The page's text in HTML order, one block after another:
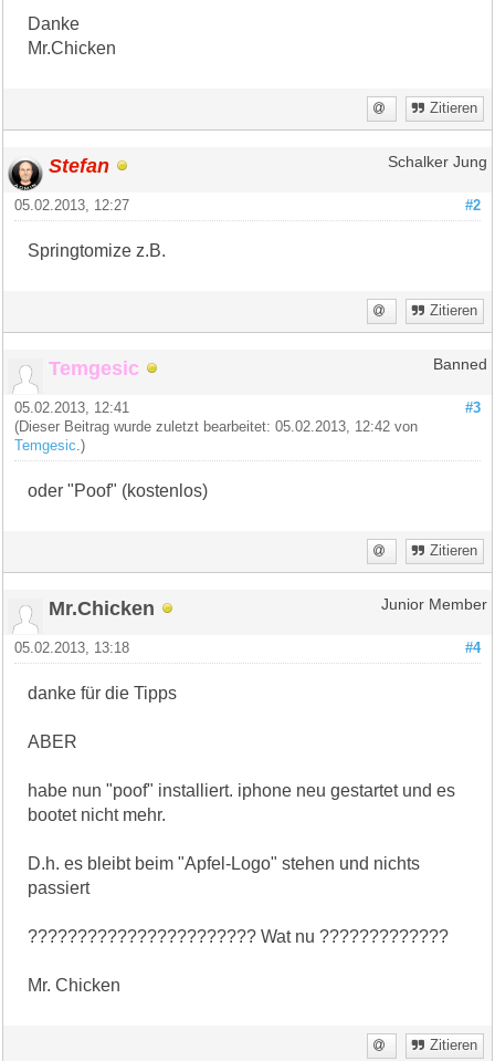
Danke
Mr.Chicken
Zitieren
Stefan Schalker Jung
#2
05.02.2013, 12:27
Springtomize z.B.
Zitieren
Temgesic Banned
#3
05.02.2013, 12:41
(Dieser Beitrag wurde zuletzt bearbeitet: 05.02.2013, 12:42 von
Temgesic .)
oder "Poof" (kostenlos)
Zitieren
Mr.Chicken Junior Member
#4
05.02.2013, 13:18
danke für die Tipps
ABER
habe nun "poof" installiert. iphone neu gestartet und es
bootet nicht mehr.
D.h. es bleibt beim "Apfel-Logo" stehen und nichts
passiert
??????????????????????? Wat nu ?????????????
Mr. Chicken
Zitieren